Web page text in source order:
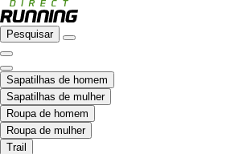
Pesquisar
Sapatilhas de homem
Sapatilhas de mulher
Roupa de homem
Roupa de mulher
Trail